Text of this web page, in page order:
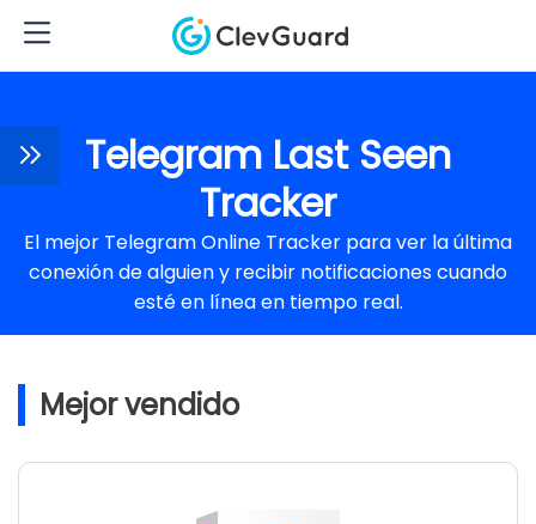
Telegram Last Seen
Tracker
El mejor Telegram Online Tracker para ver la última
conexión de alguien y recibir notificaciones cuando
esté en línea en tiempo real.
Mejor vendido